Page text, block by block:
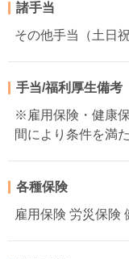
諸手当
その他手当（土日
手当/福利厚生備考
※雇用保険・健康
間により条件を満
各種保険
雇用保険 労災保険